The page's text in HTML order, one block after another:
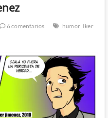
6 comentarios humor Iker